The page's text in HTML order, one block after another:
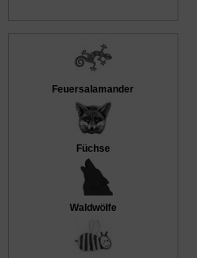
Feuersalamander
Füchse
Waldwölfe